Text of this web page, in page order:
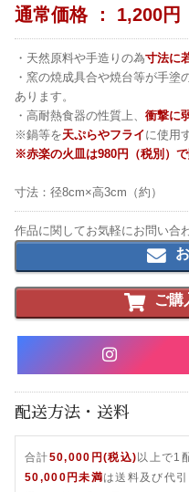
通常価格 ： 1,200円
・天然原料や手造りの為寸法に
・窯の焼成具合や焼台等が手塗
あります。
・高耐熱食器の性質上、 衝撃に
※鍋等を天ぷらやフライに使用
※赤楽の火皿は980円（税別）で
寸法：径8cm×高3cm（約）
作品に関してお気軽にお問い合
ご購
配送方法・送料
合計50,000円(税込) 以上で1
50,000円未満は送料及び代